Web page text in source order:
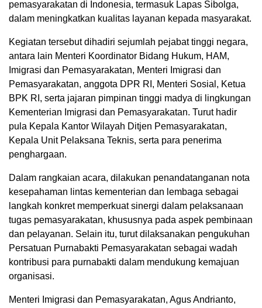
pemasyarakatan di Indonesia, termasuk Lapas Sibolga,
dalam meningkatkan kualitas layanan kepada masyarakat.
Kegiatan tersebut dihadiri sejumlah pejabat tinggi negara,
antara lain Menteri Koordinator Bidang Hukum, HAM,
Imigrasi dan Pemasyarakatan, Menteri Imigrasi dan
Pemasyarakatan, anggota DPR RI, Menteri Sosial, Ketua
BPK RI, serta jajaran pimpinan tinggi madya di lingkungan
Kementerian Imigrasi dan Pemasyarakatan. Turut hadir
pula Kepala Kantor Wilayah Ditjen Pemasyarakatan,
Kepala Unit Pelaksana Teknis, serta para penerima
penghargaan.
Dalam rangkaian acara, dilakukan penandatanganan nota
kesepahaman lintas kementerian dan lembaga sebagai
langkah konkret memperkuat sinergi dalam pelaksanaan
tugas pemasyarakatan, khususnya pada aspek pembinaan
dan pelayanan. Selain itu, turut dilaksanakan pengukuhan
Persatuan Purnabakti Pemasyarakatan sebagai wadah
kontribusi para purnabakti dalam mendukung kemajuan
organisasi.
Menteri Imigrasi dan Pemasyarakatan, Agus Andrianto,